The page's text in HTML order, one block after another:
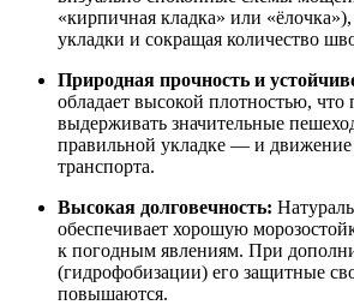
«кирпичная кладка» или
укладки и сокращая количество
Природная прочность и
обладает высокой плотностью, что
выдерживать значительные
правильной укладке — и движение
транспорта.
Высокая долговечность:
обеспечивает хорошую
к погодным явлениям. При
(гидрофобизации) его защитные
повышаются.